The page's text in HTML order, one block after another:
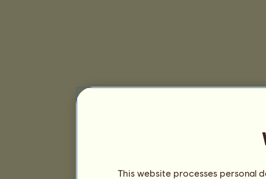
This website processes personal